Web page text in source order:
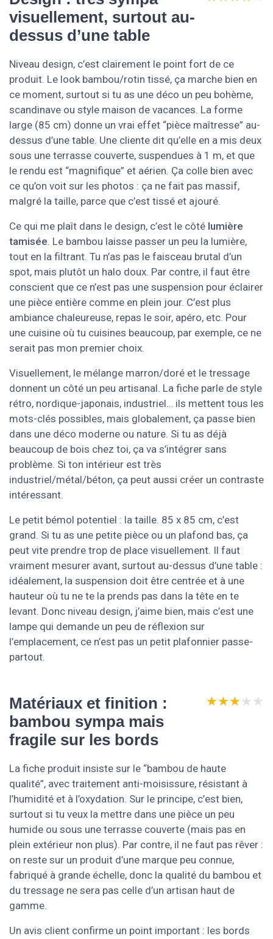
visuellement, surtout au-
dessus d’une table
Niveau design, c’est clairement le point fort de ce
produit. Le look bambou/rotin tissé, ça marche bien en
ce moment, surtout si tu as une déco un peu bohème,
scandinave ou style maison de vacances. La forme
large (85 cm) donne un vrai effet “pièce maîtresse” au-
dessus d’une table. Une cliente dit qu’elle en a mis deux
sous une terrasse couverte, suspendues à 1 m, et que
le rendu est “magnifique” et aérien. Ça colle bien avec
ce qu’on voit sur les photos : ça ne fait pas massif,
malgré la taille, parce que c’est tissé et ajouré.
Ce qui me plaît dans le design, c’est le côté lumière
tamisée. Le bambou laisse passer un peu la lumière,
tout en la filtrant. Tu n’as pas le faisceau brutal d’un
spot, mais plutôt un halo doux. Par contre, il faut être
conscient que ce n’est pas une suspension pour éclairer
une pièce entière comme en plein jour. C’est plus
ambiance chaleureuse, repas le soir, apéro, etc. Pour
une cuisine où tu cuisines beaucoup, par exemple, ce ne
serait pas mon premier choix.
Visuellement, le mélange marron/doré et le tressage
donnent un côté un peu artisanal. La fiche parle de style
rétro, nordique-japonais, industriel… ils mettent tous les
mots-clés possibles, mais globalement, ça passe bien
dans une déco moderne ou nature. Si tu as déjà
beaucoup de bois chez toi, ça va s’intégrer sans
problème. Si ton intérieur est très
industriel/métal/béton, ça peut aussi créer un contraste
intéressant.
Le petit bémol potentiel : la taille. 85 x 85 cm, c’est
grand. Si tu as une petite pièce ou un plafond bas, ça
peut vite prendre trop de place visuellement. Il faut
vraiment mesurer avant, surtout au-dessus d’une table :
idéalement, la suspension doit être centrée et à une
hauteur où tu ne te la prends pas dans la tête en te
levant. Donc niveau design, j’aime bien, mais c’est une
lampe qui demande un peu de réflexion sur
l’emplacement, ce n’est pas un petit plafonnier passe-
partout.
Matériaux et finition :
bambou sympa mais
fragile sur les bords
★★★★★
★★★★★
La fiche produit insiste sur le “bambou de haute
qualité”, avec traitement anti-moisissure, résistant à
l’humidité et à l’oxydation. Sur le principe, c’est bien,
surtout si tu veux la mettre dans une pièce un peu
humide ou sous une terrasse couverte (mais pas en
plein extérieur non plus). Par contre, il ne faut pas rêver :
on reste sur un produit d’une marque peu connue,
fabriqué à grande échelle, donc la qualité du bambou et
du tressage ne sera pas celle d’un artisan haut de
gamme.
Un avis client confirme un point important : les bords